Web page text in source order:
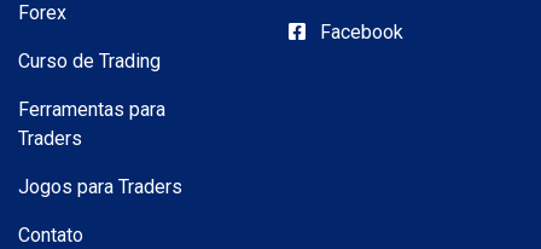
Forex
Curso de Trading
Ferramentas para
Traders
Jogos para Traders
Contato
Facebook